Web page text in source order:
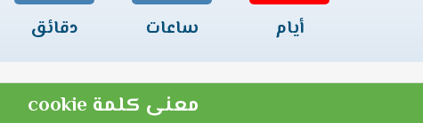
أيام ساعات دقائق
معنى كلمة cookie